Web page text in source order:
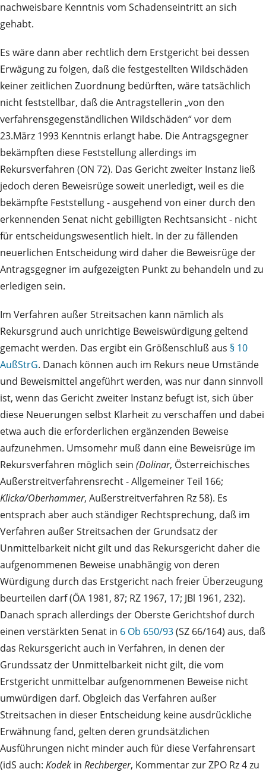
nachweisbare Kenntnis vom Schadenseintritt an sich
gehabt.
Es wäre dann aber rechtlich dem Erstgericht bei dessen
Erwägung zu folgen, daß die festgestellten Wildschäden
keiner zeitlichen Zuordnung bedürften, wäre tatsächlich
nicht feststellbar, daß die Antragstellerin „von den
verfahrensgegenständlichen Wildschäden“ vor dem
23.März 1993 Kenntnis erlangt habe. Die Antragsgegner
bekämpften diese Feststellung allerdings im
Rekursverfahren (ON 72). Das Gericht zweiter Instanz ließ
jedoch deren Beweisrüge soweit unerledigt, weil es die
bekämpfte Feststellung - ausgehend von einer durch den
erkennenden Senat nicht gebilligten Rechtsansicht - nicht
für entscheidungswesentlich hielt. In der zu fällenden
neuerlichen Entscheidung wird daher die Beweisrüge der
Antragsgegner im aufgezeigten Punkt zu behandeln und zu
erledigen sein.
Im Verfahren außer Streitsachen kann nämlich als
Rekursgrund auch unrichtige Beweiswürdigung geltend
gemacht werden. Das ergibt ein Größenschluß aus § 10
AußStrG. Danach können auch im Rekurs neue Umstände
und Beweismittel angeführt werden, was nur dann sinnvoll
ist, wenn das Gericht zweiter Instanz befugt ist, sich über
diese Neuerungen selbst Klarheit zu verschaffen und dabei
etwa auch die erforderlichen ergänzenden Beweise
aufzunehmen. Umsomehr muß dann eine Beweisrüge im
Rekursverfahren möglich sein (Dolinar, Österreichisches
Außerstreitverfahrensrecht - Allgemeiner Teil 166;
Klicka/Oberhammer, Außerstreitverfahren Rz 58). Es
entsprach aber auch ständiger Rechtsprechung, daß im
Verfahren außer Streitsachen der Grundsatz der
Unmittelbarkeit nicht gilt und das Rekursgericht daher die
aufgenommenen Beweise unabhängig von deren
Würdigung durch das Erstgericht nach freier Überzeugung
beurteilen darf (ÖA 1981, 87; RZ 1967, 17; JBl 1961, 232).
Danach sprach allerdings der Oberste Gerichtshof durch
einen verstärkten Senat in 6 Ob 650/93(SZ 66/164) aus, daß
das Rekursgericht auch in Verfahren, in denen der
Grundssatz der Unmittelbarkeit nicht gilt, die vom
Erstgericht unmittelbar aufgenommenen Beweise nicht
umwürdigen darf. Obgleich das Verfahren außer
Streitsachen in dieser Entscheidung keine ausdrückliche
Erwähnung fand, gelten deren grundsätzlichen
Ausführungen nicht minder auch für diese Verfahrensart
(idS auch: Kodek in Rechberger, Kommentar zur ZPO Rz 4 zu